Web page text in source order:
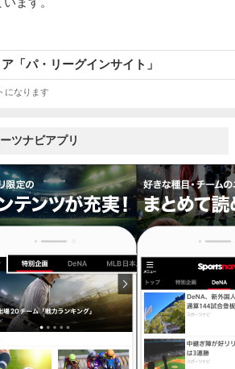
「パ・リーグインサイト」
になります
ツナビアプリ